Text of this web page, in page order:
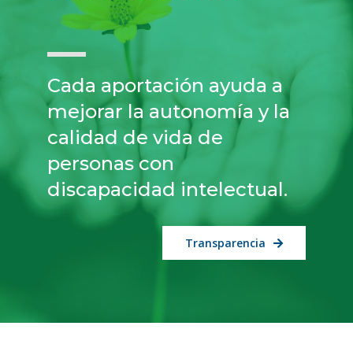
Cada aportación ayuda a
mejorar la autonomía y la
calidad de vida de
personas con
discapacidad intelectual.
Transparencia